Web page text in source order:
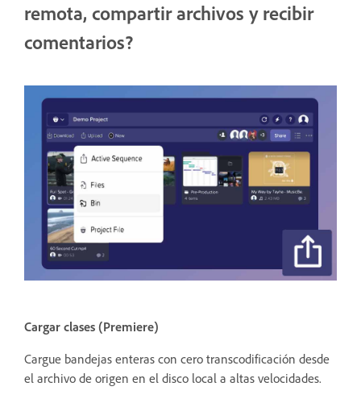
remota, compartir archivos y recibir
comentarios?
Cargar clases (Premiere)
Cargue bandejas enteras con cero transcodificación desde
el archivo de origen en el disco local a altas velocidades.